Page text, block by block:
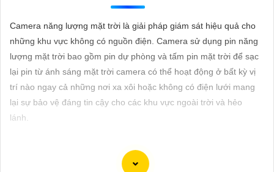
LẮP
ĐẶT
PHỤ
KIỆN
Camera năng lượng mặt trời là giải pháp giám sát hiệu quả cho
những khu vực không có nguồn điện. Camera sử dụng pin năng
lượng mặt trời bao gồm pin dự phòng và tấm pin mặt trời để sạc
lại pin từ ánh sáng mặt trời camera có thể hoạt động ở bất kỳ vị
trí nào ngay cả những nơi xa xôi hoặc không có điện lưới mang
lại sự bảo vệ đáng tin cậy cho các khu vực ngoài trời và hẻo
lánh.